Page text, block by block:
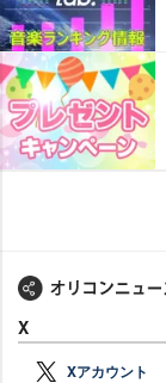
X
Xアカウント